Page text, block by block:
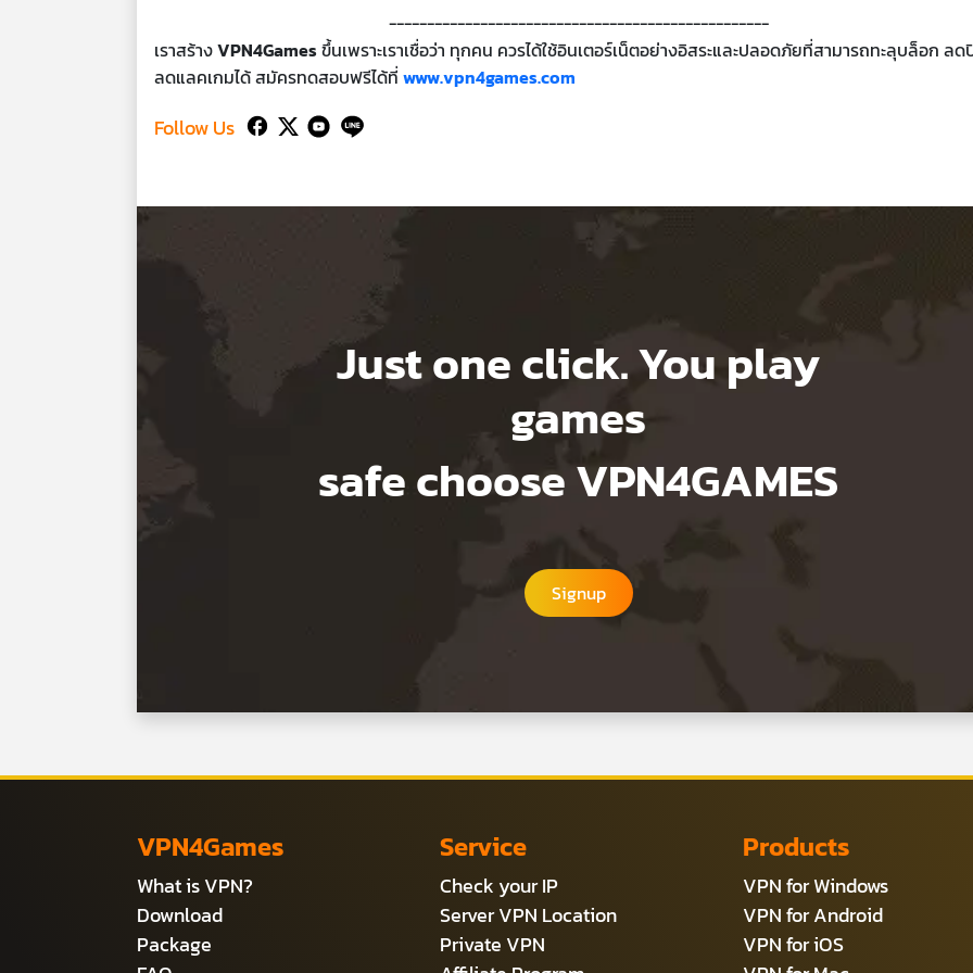
--------------------------------------------------
เราสร้างVPN4Gamesขึ้นเพราะเราเชื่อว่า ทุกคน ควรได้ใช้อินเตอร์เน็ตอย่างอิสระและปลอดภัยที่สามารถทะลุบล็อก ลด
ลดแลคเกมได้ สมัครทดสอบฟรีได้ที่ www.vpn4games.com
Follow Us
Just one click. You play
games
safe choose VPN4GAMES
Signup
VPN4Games
What is VPN?
Download
Package
Service
Check your IP
Server VPN Location
Private VPN
Products
VPN for Windows
VPN for Android
VPN for iOS